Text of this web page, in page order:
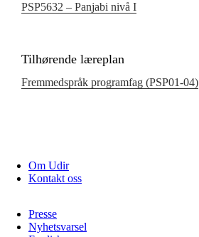
PSP5632 – Panjabi nivå I
Tilhørende læreplan
Fremmedspråk programfag (PSP01‑04)
Om Udir
Kontakt oss
Presse
Nyhetsvarsel